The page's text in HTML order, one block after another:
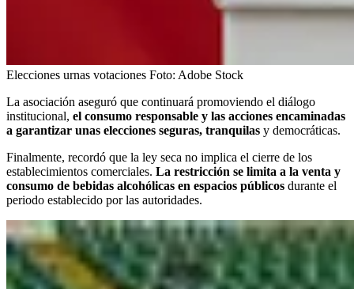
Elecciones urnas votaciones Foto: Adobe Stock
La asociación aseguró que continuará promoviendo el diálogo
institucional, el consumo responsable y las acciones encaminadas
a garantizar unas elecciones seguras, tranquilas y democráticas.
Finalmente, recordó que la ley seca no implica el cierre de los
establecimientos comerciales. La restricción se limita a la venta y
consumo de bebidas alcohólicas en espacios públicos durante el
periodo establecido por las autoridades.